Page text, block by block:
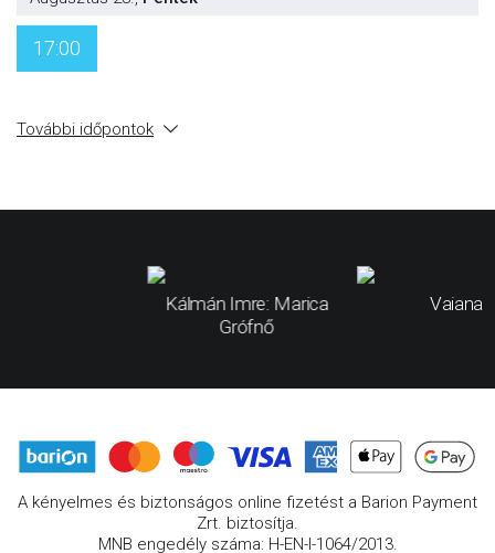
17:00
További időpontok
Kálmán Imre: Marica
Grófnő
Vaiana
A kényelmes és biztonságos online fizetést a Barion Payment
Zrt. biztosítja.
MNB engedély száma: H-EN-I-1064/2013.